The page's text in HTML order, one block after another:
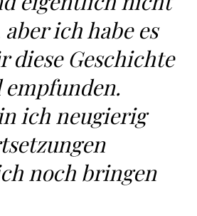
ich habe es
diese Geschichte
empfunden.
ich neugierig
noch bringen